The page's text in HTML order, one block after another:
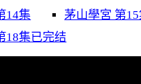
14集 茅山學宮 第
18集已完结